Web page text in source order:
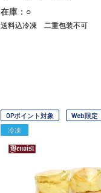
在庫：○
送料込冷凍 二重包装不可
OPポイント対象
Web限定
冷凍